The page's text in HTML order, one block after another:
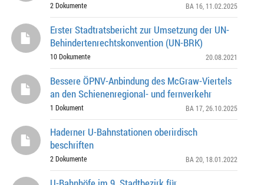
2 Dokumente BA 16 , 11.02.2025
Erster Stadtratsbericht zur Umsetzung der UN-
Behindertenrechtskonvention (UN-BRK)
10 Dokumente 20.08.2021
Bessere ÖPNV-Anbindung des McGraw-Viertels
an den Schienenregional- und fernverkehr
1 Dokument BA 17 , 26.10.2025
Haderner U-Bahnstationen oberirdisch
beschriften
2 Dokumente BA 20 , 18.01.2022